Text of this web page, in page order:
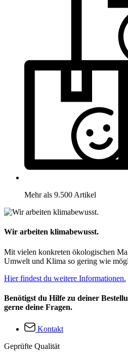
Mehr als 9.500 Artikel
Wir arbeiten klimabewusst.
Mit vielen konkreten ökologischen
Umwelt und Klima so gering wie
Hier findest du weitere Informationen.
Benötigst du Hilfe zu deiner
gerne deine Fragen.
Kontakt
Geprüfte Qualität